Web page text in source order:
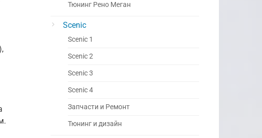
Тюнинг Рено Меган
Scenic
Scenic 1
Scenic 2
Scenic 3
Scenic 4
Запчасти и Ремонт
Тюнинг и дизайн